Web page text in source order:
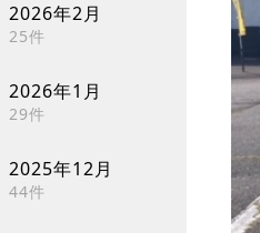
2026年2月
25件
2026年1月
29件
2025年12月
44件